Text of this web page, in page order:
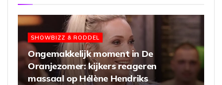
SHOWBIZZ & RODDEL
Ongemakkelijk moment in De
Oranjezomer: kijkers reageren
massaal op Hélène Hendriks